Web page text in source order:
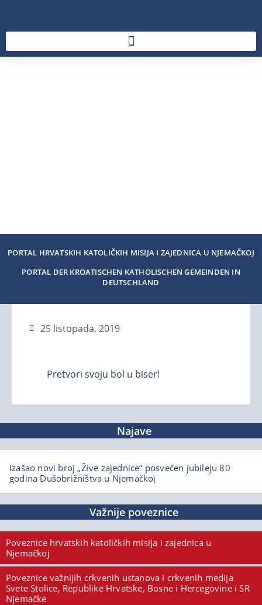
PORTAL HRVATSKIH KATOLIČKIH MISIJA I ZAJEDNICA U NJEMAČKOJ
PORTAL DER KROATISCHEN KATHOLISCHEN GEMEINDEN IN
DEUTSCHLAND
25 listopada, 2019
Pretvori svoju bol u biser!
Najave
Izašao novi broj „Žive zajednice“ posvećen jubileju 80
godina Dušobrižništva u Njemačkoj
Važnije poveznice
Poveznice hrvatskih katoličkih misija i zajednica u
Njemačkoj
Poveznice važnijih crkvenih ustanova i crkvenih medija
Svete Stolice, Republike Hrvatske, Bosne i Hercegovine i SR
Njemačke